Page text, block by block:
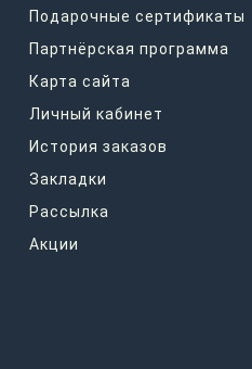
Подарочные сертификаты
Партнёрская программа
Карта сайта
Личный кабинет
История заказов
Закладки
Рассылка
Акции